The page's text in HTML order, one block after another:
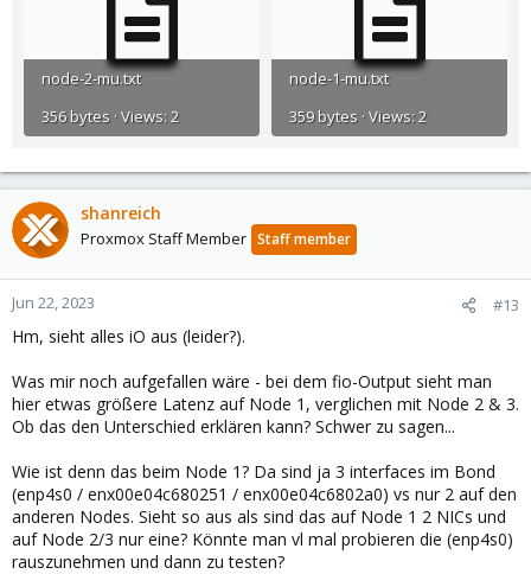
node-2-mu.txt
356 bytes · Views: 2
node-1-mu.txt
359 bytes · Views: 2
shanreich
Proxmox Staff Member Staff member
Jun 22, 2023 #13
Hm, sieht alles iO aus (leider?).
Was mir noch aufgefallen wäre - bei dem fio-Output sieht man
hier etwas größere Latenz auf Node 1, verglichen mit Node 2 & 3.
Ob das den Unterschied erklären kann? Schwer zu sagen...
Wie ist denn das beim Node 1? Da sind ja 3 interfaces im Bond
(enp4s0 / enx00e04c680251 / enx00e04c6802a0) vs nur 2 auf den
anderen Nodes. Sieht so aus als sind das auf Node 1 2 NICs und
auf Node 2/3 nur eine? Könnte man vl mal probieren die (enp4s0)
rauszunehmen und dann zu testen?